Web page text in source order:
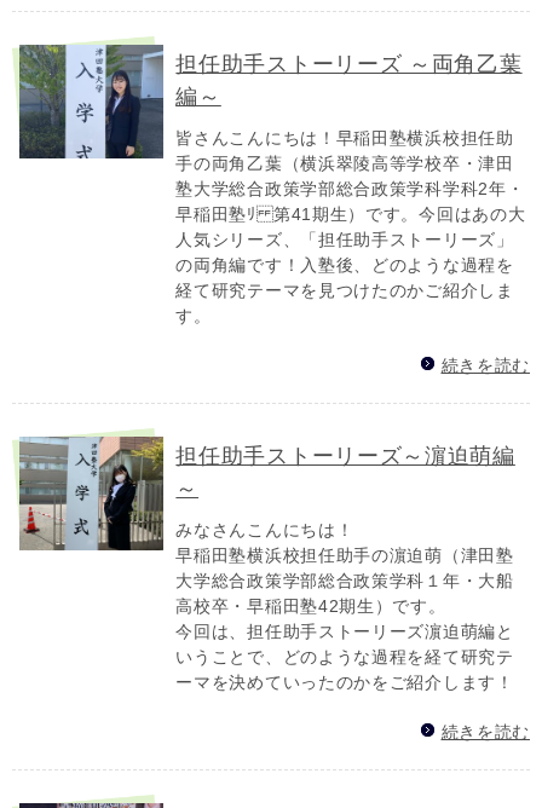
担任助手ストーリーズ ～両角乙葉
編～
皆さんこんにちは！早稲田塾横浜校担任助
手の両角乙葉（横浜翠陵高等学校卒・津田
塾大学総合政策学部総合政策学科学科2年・
早稲田塾ﾘ 第41期生）です。今回はあの大
人気シリーズ、「担任助手ストーリーズ」
の両角編です！入塾後、どのような過程を
経て研究テーマを見つけたのかご紹介しま
す。
続きを読む
担任助手ストーリーズ～濵迫萌編
～
みなさんこんにちは！
早稲田塾横浜校担任助手の濵迫萌（津田塾
大学総合政策学部総合政策学科１年・大船
高校卒・早稲田塾42期生）です。
今回は、担任助手ストーリーズ濵迫萌編と
いうことで、どのような過程を経て研究テ
ーマを決めていったのかをご紹介します！
続きを読む